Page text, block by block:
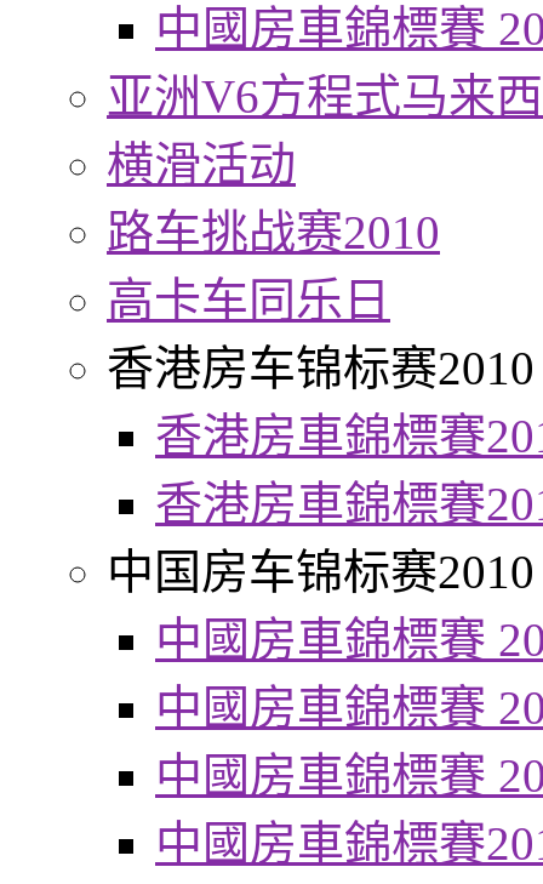
中國房車錦標賽
亚洲V6方程式马来
横滑活动
路车挑战赛2010
高卡车同乐日
香港房车锦标赛2010
香港房車錦標賽
香港房車錦標賽
中国房车锦标赛2010
中國房車錦標賽
中國房車錦標賽
中國房車錦標賽
中國房車錦標賽